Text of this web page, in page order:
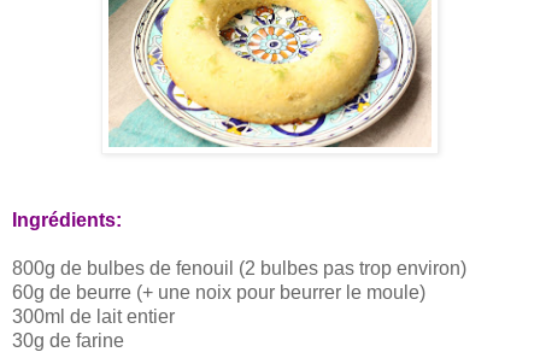
Ingrédients:
800g de bulbes de fenouil (2 bulbes pas trop environ)
60g de beurre (+ une noix pour beurrer le moule)
300ml de lait entier
30g de farine